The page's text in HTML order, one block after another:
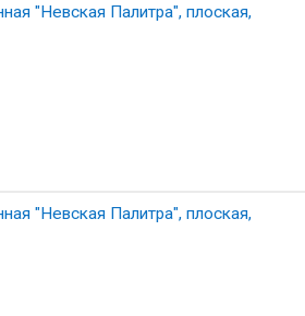
"Невская Палитра", плоская,
"Невская Палитра", плоская,